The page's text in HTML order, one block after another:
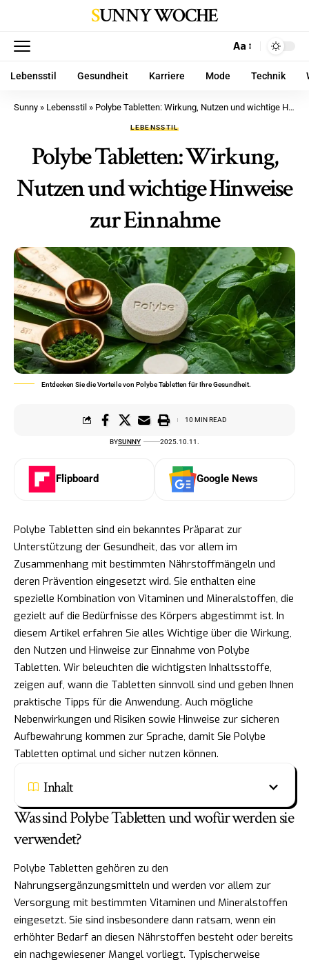
SUNNY WOCHE
Aa
Lebensstil Gesundheit Karriere Mode Technik
Sunny » Lebensstil » Polybe Tabletten: Wirkung, Nutzen und wichtige Hinweise zur Einnahme
LEBENSSTIL
Polybe Tabletten: Wirkung,
Nutzen und wichtige Hinweise
zur Einnahme
Entdecken Sie die Vorteile von Polybe Tabletten für Ihre Gesundheit.
BYSUNNY 2025.10.11.
10 MIN READ
Flipboard Google News
Polybe Tabletten sind ein bekanntes Präparat zur
Unterstützung der Gesundheit, das vor allem im
Zusammenhang mit bestimmten Nährstoffmängeln und
deren Prävention eingesetzt wird. Sie enthalten eine
spezielle Kombination von Vitaminen und Mineralstoffen, die
gezielt auf die Bedürfnisse des Körpers abgestimmt ist. In
diesem Artikel erfahren Sie alles Wichtige über die Wirkung,
den Nutzen und Hinweise zur Einnahme von Polybe
Tabletten. Wir beleuchten die wichtigsten Inhaltsstoffe,
zeigen auf, wann die Tabletten sinnvoll sind und geben Ihnen
praktische Tipps für die Anwendung. Auch mögliche
Nebenwirkungen und Risiken sowie Hinweise zur sicheren
Aufbewahrung kommen zur Sprache, damit Sie Polybe
Tabletten optimal und sicher nutzen können.
Inhalt
Was sind Polybe Tabletten und wofür werden sie
verwendet?
Polybe Tabletten gehören zu den
Nahrungsergänzungsmitteln und werden vor allem zur
Versorgung mit bestimmten Vitaminen und Mineralstoffen
eingesetzt. Sie sind insbesondere dann ratsam, wenn ein
erhöhter Bedarf an diesen Nährstoffen besteht oder bereits
ein nachgewiesener Mangel vorliegt. Typischerweise